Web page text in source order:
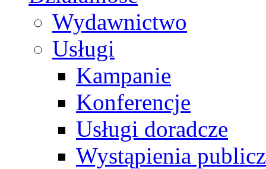
Wydawnictwo
Usługi
Kampanie
Konferencje
Usługi doradcze
Wystąpienia